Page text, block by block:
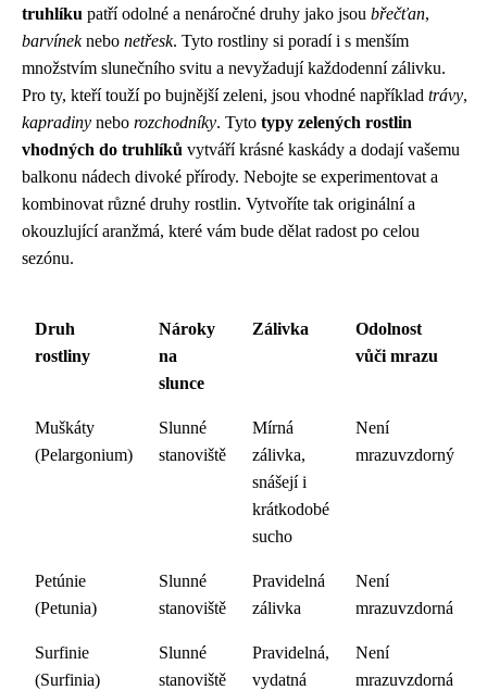
truhlíku patří odolné a nenáročné druhy jako jsou břečťan,
barvíneknebo netřesk. Tyto rostliny si poradí i s menším
množstvím slunečního svitu a nevyžadují každodenní zálivku.
Pro ty, kteří touží po bujnější zeleni, jsou vhodné například trávy,
kapradiny nebo rozchodníky. Tyto typy zelených rostlin
vhodných do truhlíků vytváří krásné kaskády a dodají vašemu
balkonu nádech divoké přírody. Nebojte se experimentovat a
kombinovat různé druhy rostlin. Vytvoříte tak originální a
okouzlující aranžmá, které vám bude dělat radost po celou
sezónu.
Druh
rostliny
Nároky
na
slunce
Zálivka
Odolnost
vůči mrazu
Muškáty
(Pelargonium)
Slunné
stanoviště
Mírná
zálivka,
snášejí i
krátkodobé
sucho
Není
mrazuvzdorný
Petúnie
(Petunia)
Slunné
stanoviště
Pravidelná
zálivka
Není
mrazuvzdorná
Surfinie
(Surfinia)
Slunné
stanoviště
Pravidelná,
vydatná
Není
mrazuvzdorná